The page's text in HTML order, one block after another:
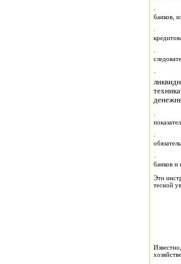
·
банков,
·
·
·
·
·
· Нормы
банков и
Эти
тесной